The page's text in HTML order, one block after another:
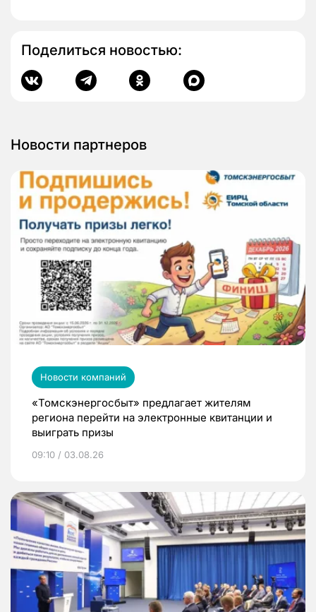
Поделиться новостью:
Новости партнеров
Новости компаний
«Томскэнергосбыт» предлагает жителям
региона перейти на электронные квитанции и
выиграть призы
09:10 / 03.08.26